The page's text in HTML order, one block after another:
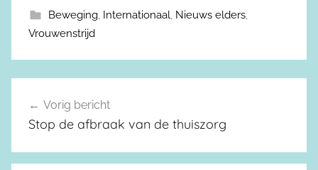
Beweging, Internationaal, Nieuws elders,
Vrouwenstrijd
Berichtnavigatie
Vorig bericht
Stop de afbraak van de thuiszorg